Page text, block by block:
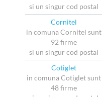
si un singur cod postal
Cornitel
in comuna Cornitel sunt
92 firme
si un singur cod postal
Cotiglet
in comuna Cotiglet sunt
48 firme